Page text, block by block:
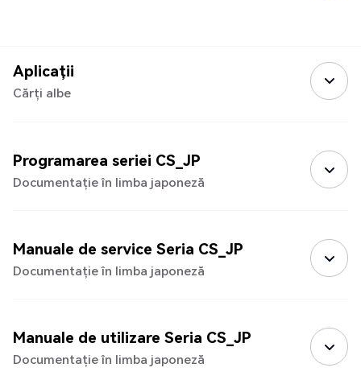
Aplicații
Cărți albe
Programarea seriei CS_JP
Documentație în limba japoneză
Manuale de service Seria CS_JP
Documentație în limba japoneză
Manuale de utilizare Seria CS_JP
Documentație în limba japoneză